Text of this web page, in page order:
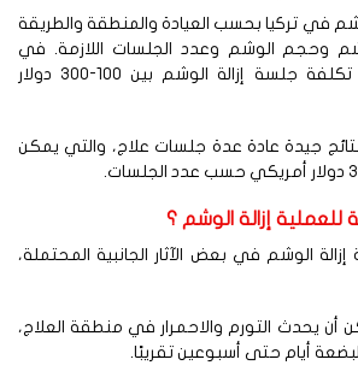
تركيا بحسب العيادة والمنطقة والطريقة
وحجم الوشم وعدد الجلسات اللازمة. في
العادة، يكون متوسط تكلفة جلسة إزالة الوشم بين 100-300 دولار
جيدة عادة عدة جلسات علاج، والتي يمكن
إزالة الوشم ؟
الوشم في بعض الآثار الجانبية المحتملة،
يحدث التورم والاحمرار في منطقة العلاج،
أيام حتى أسبوعين تقريبًا.